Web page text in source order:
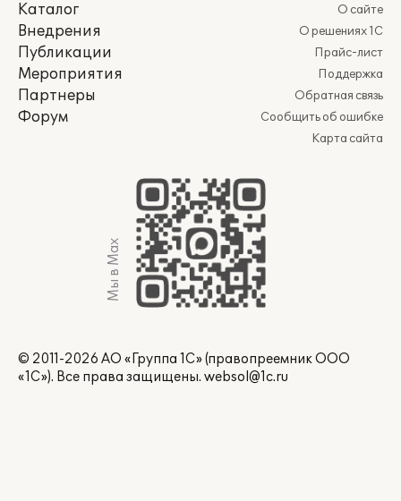
Каталог
Внедрения
Публикации
Мероприятия
Партнеры
Форум
О сайте
О решениях 1С
Прайс-лист
Поддержка
Обратная связь
Сообщить об ошибке
Карта сайта
Мы в Max
© 2011-2026 АО «Группа 1С» (правопреемник ООО
«1С»). Все права защищены. websol@1c.ru